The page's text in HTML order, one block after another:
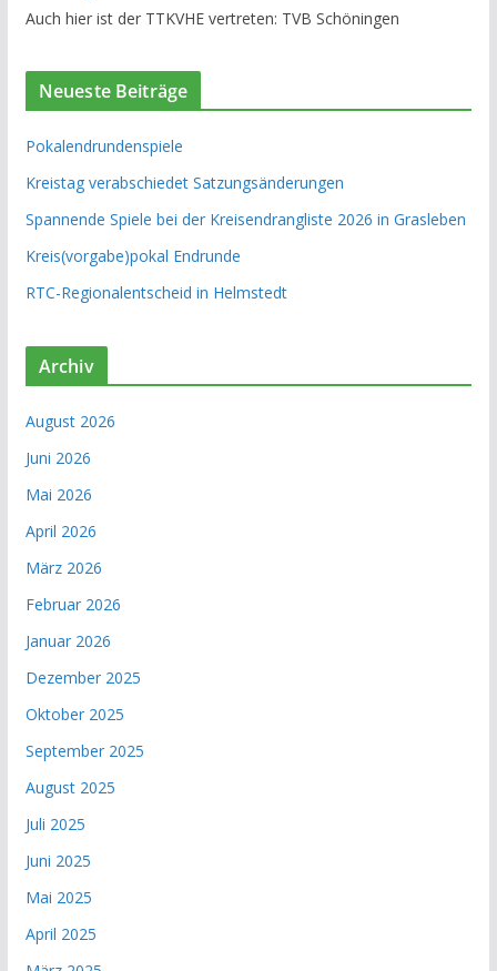
Auch hier ist der TTKVHE vertreten: TVB Schöningen
Neueste Beiträge
Pokalendrundenspiele
Kreistag verabschiedet Satzungsänderungen
Spannende Spiele bei der Kreisendrangliste 2026 in Grasleben
Kreis(vorgabe)pokal Endrunde
RTC-Regionalentscheid in Helmstedt
Archiv
August 2026
Juni 2026
Mai 2026
April 2026
März 2026
Februar 2026
Januar 2026
Dezember 2025
Oktober 2025
September 2025
August 2025
Juli 2025
Juni 2025
Mai 2025
April 2025